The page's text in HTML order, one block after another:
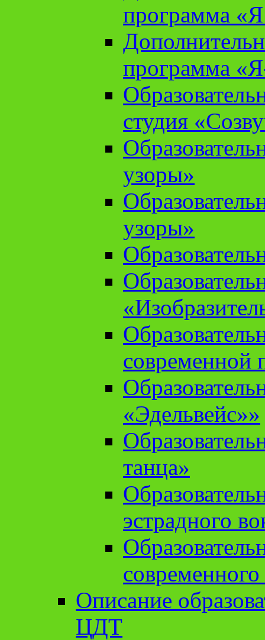
программа «Я
программа
студия
узоры»
узоры»
современной
«Эдельвейс»»
танца»
эстрадного
Описание
ЦДТ